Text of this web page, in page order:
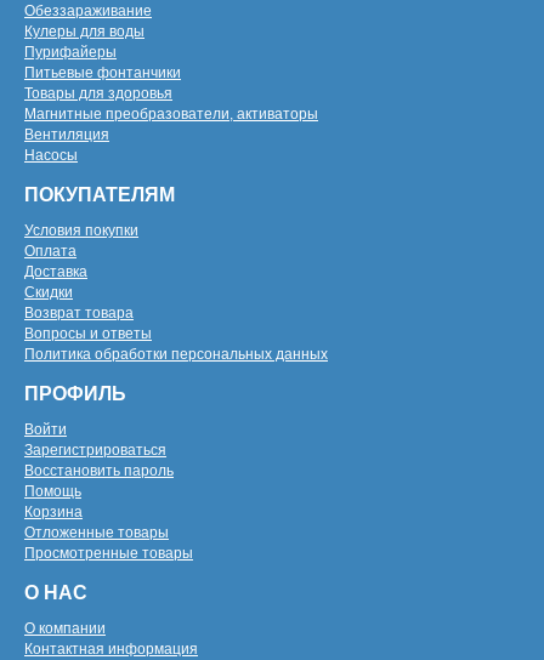
Обеззараживание
Кулеры для воды
Пурифайеры
Питьевые фонтанчики
Товары для здоровья
Магнитные преобразователи, активаторы
Вентиляция
Насосы
ПОКУПАТЕЛЯМ
Условия покупки
Оплата
Доставка
Скидки
Возврат товара
Вопросы и ответы
Политика обработки персональных данных
ПРОФИЛЬ
Войти
Зарегистрироваться
Восстановить пароль
Помощь
Корзина
Отложенные товары
Просмотренные товары
О НАС
О компании
Контактная информация